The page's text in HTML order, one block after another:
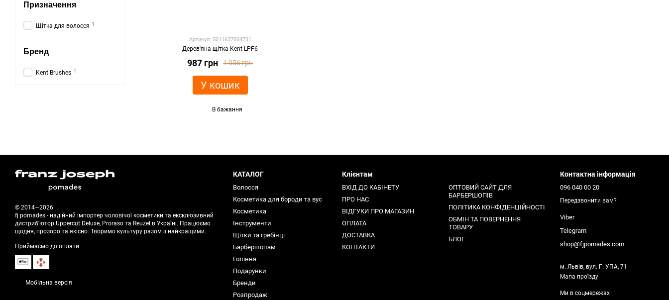
Артикул: 5011637004731
Дерев'яна щітка Kent LPF6
1 056 грн
987 грн
У кошик
В бажання
Призначення
Щітка для волосся 1
Бренд
Kent Brushes 1
© 2014—2026
fj pomades - надійний імпортер чоловічої косметики та ексклюзивний
дистриб'ютор Uppercut Deluxe, Proraso та Reuzel в Україні. Працюємо
щодня, прозоро та якісно. Творимо культуру разом з найкращими.
Приймаємо до оплати
Мобільна версія
КАТАЛОГ
Волосся
Косметика для бороди та вус
Косметика
Інструменти
Щітки та гребінці
Барбершопам
Гоління
Подарунки
Бренди
Розпродаж
Клієнтам
ВХІД ДО КАБІНЕТУ
ПРО НАС
ВІДГУКИ ПРО МАГАЗИН
ОПЛАТА
ДОСТАВКА
КОНТАКТИ
ОПТОВИЙ САЙТ ДЛЯ
БАРБЕРШОПІВ
ПОЛІТИКА КОНФІДЕНЦІЙНОСТІ
ОБМІН ТА ПОВЕРНЕННЯ
ТОВАРУ
БЛОГ
Контактна інформація
096 040 00 20
Передзвонити вам?
Viber
Telegram
shop@fjpomades.com
м. Львів, вул. Г. УПА, 71
Мапа проїзду
Ми в соцмережах